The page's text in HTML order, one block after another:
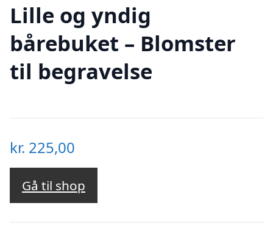
Lille og yndig
bårebuket – Blomster
til begravelse
kr. 225,00
Gå til shop